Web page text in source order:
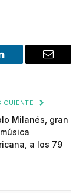
Email
Milanés, gran
a los 79